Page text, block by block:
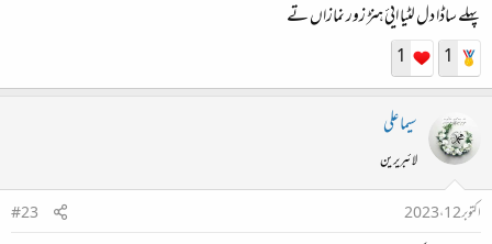
پہلے ساڈا دل لٹیا ایئ ہنڑ زور نمازاں تے
1
1
سیما علی
لائبریرین
اکتوبر 12، 2023
#23